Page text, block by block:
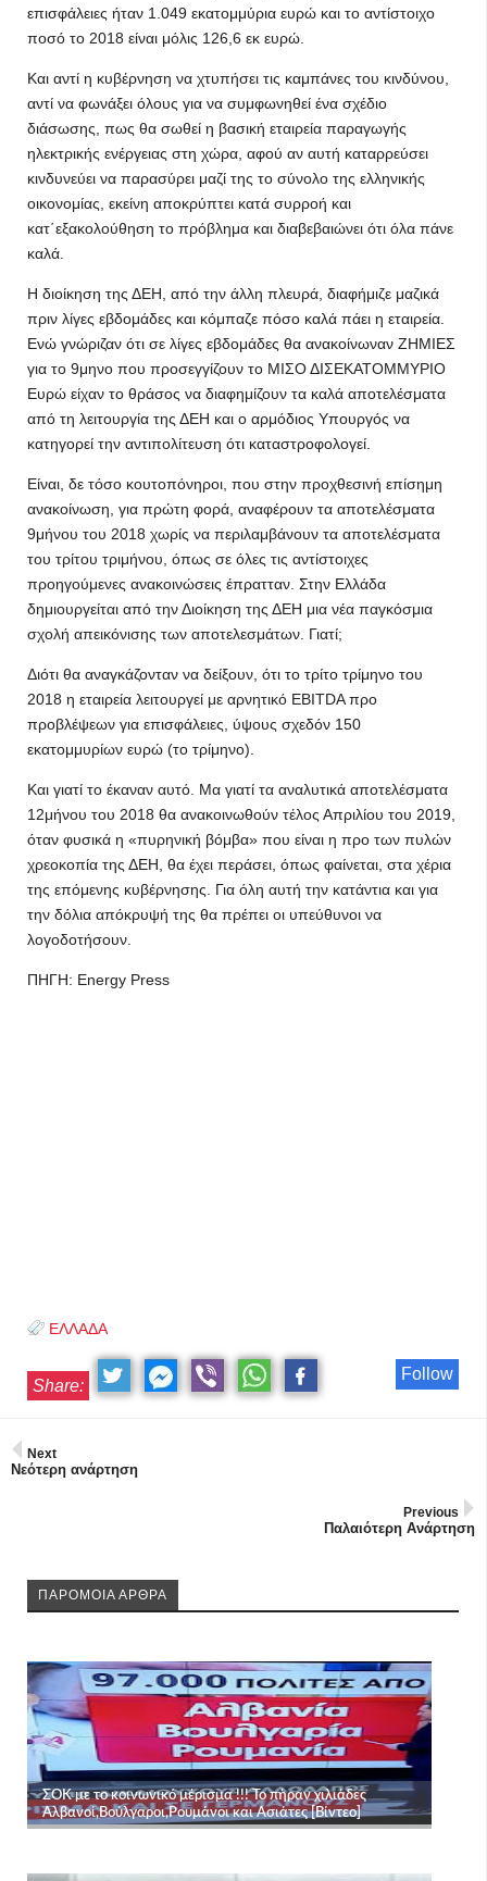
επισφάλειες ήταν 1.049 εκατομμύρια ευρώ και το αντίστοιχο
ποσό το 2018 είναι μόλις 126,6 εκ ευρώ.
Και αντί η κυβέρνηση να χτυπήσει τις καμπάνες του κινδύνου,
αντί να φωνάξει όλους για να συμφωνηθεί ένα σχέδιο
διάσωσης, πως θα σωθεί η βασική εταιρεία παραγωγής
ηλεκτρικής ενέργειας στη χώρα, αφού αν αυτή καταρρεύσει
κινδυνεύει να παρασύρει μαζί της το σύνολο της ελληνικής
οικονομίας, εκείνη αποκρύπτει κατά συρροή και
κατ΄εξακολούθηση το πρόβλημα και διαβεβαιώνει ότι όλα πάνε
καλά.
Η διοίκηση της ΔΕΗ, από την άλλη πλευρά, διαφήμιζε μαζικά
πριν λίγες εβδομάδες και κόμπαζε πόσο καλά πάει η εταιρεία.
Ενώ γνώριζαν ότι σε λίγες εβδομάδες θα ανακοίνωναν ΖΗΜΙΕΣ
για το 9μηνο που προσεγγίζουν το ΜΙΣΟ ΔΙΣΕΚΑΤΟΜΜΥΡΙΟ
Ευρώ είχαν το θράσος να διαφημίζουν τα καλά αποτελέσματα
από τη λειτουργία της ΔΕΗ και ο αρμόδιος Υπουργός να
κατηγορεί την αντιπολίτευση ότι καταστροφολογεί.
Είναι, δε τόσο κουτοπόνηροι, που στην προχθεσινή επίσημη
ανακοίνωση, για πρώτη φορά, αναφέρουν τα αποτελέσματα
9μήνου του 2018 χωρίς να περιλαμβάνουν τα αποτελέσματα
του τρίτου τριμήνου, όπως σε όλες τις αντίστοιχες
προηγούμενες ανακοινώσεις έπρατταν. Στην Ελλάδα
δημιουργείται από την Διοίκηση της ΔΕΗ μια νέα παγκόσμια
σχολή απεικόνισης των αποτελεσμάτων. Γιατί;
Διότι θα αναγκάζονταν να δείξουν, ότι το τρίτο τρίμηνο του
2018 η εταιρεία λειτουργεί με αρνητικό EBITDA προ
προβλέψεων για επισφάλειες, ύψους σχεδόν 150
εκατομμυρίων ευρώ (το τρίμηνο).
Και γιατί το έκαναν αυτό. Μα γιατί τα αναλυτικά αποτελέσματα
12μήνου του 2018 θα ανακοινωθούν τέλος Απριλίου του 2019,
όταν φυσικά η «πυρηνική βόμβα» που είναι η προ των πυλών
χρεοκοπία της ΔΕΗ, θα έχει περάσει, όπως φαίνεται, στα χέρια
της επόμενης κυβέρνησης. Για όλη αυτή την κατάντια και για
την δόλια απόκρυψή της θα πρέπει οι υπεύθυνοι να
λογοδοτήσουν.
ΠΗΓΗ: Energy Press
ΕΛΛΑΔΑ
Follow
Share:
Next
Νεότερη ανάρτηση
Previous
Παλαιότερη Ανάρτηση
ΠΑΡΟΜΟΙΑ ΑΡΘΡΑ